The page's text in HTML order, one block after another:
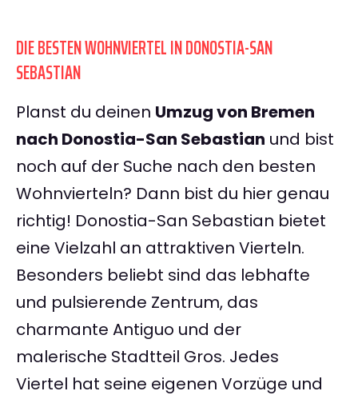
DIE BESTEN WOHNVIERTEL IN DONOSTIA-SAN
SEBASTIAN
Planst du deinen Umzug von Bremen
nach Donostia-San Sebastian und bist
noch auf der Suche nach den besten
Wohnvierteln? Dann bist du hier genau
richtig! Donostia-San Sebastian bietet
eine Vielzahl an attraktiven Vierteln.
Besonders beliebt sind das lebhafte
und pulsierende Zentrum, das
charmante Antiguo und der
malerische Stadtteil Gros. Jedes
Viertel hat seine eigenen Vorzüge und